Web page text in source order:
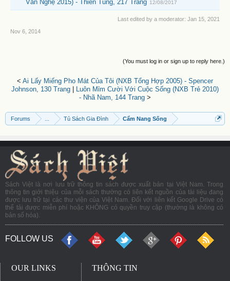
Văn Nghệ 2015) - Thiên Tùng, 217 Trang 12/08/2017
Last edited by a moderator: Jan 15, 2021
Nov 6, 2014
(You must log in or sign up to reply here.)
< Ai Lấy Miếng Pho Mát Của Tôi (NXB Tổng Hợp 2005) - Spencer
Johnson, 130 Trang
Luôn Mỉm Cười Với Cuộc Sống (NXB Trẻ 2010)
- Nhã Nam, 144 Trang >
Forums Tủ Sách Gia Đình Cẩm Nang Sống
Sách Việt là nơi lưu trữ thông tin sách được xuất bản tại Việt Nam. Trong
thông tin giới thiệu của mỗi sách thường có liên kết nguồn của tài liệu đang
được lưu trữ tại các thư viện của Việt Nam. Đối với liên kết Google Drive có
thể tải được miễn phí hoặc KHÔNG có quyền truy cập (thường là không có
bản số hóa).
FOLLOW US
OUR LINKS THÔNG TIN